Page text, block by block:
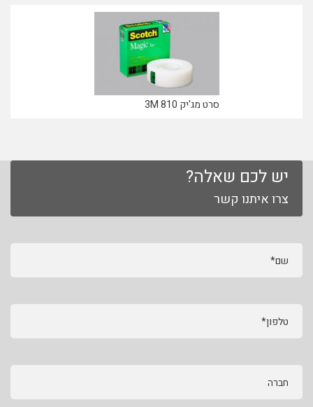
סרט מג'יק 810 3M
יש לכם שאלה?
צרו איתנו קשר
שם*
טלפון*
חברה